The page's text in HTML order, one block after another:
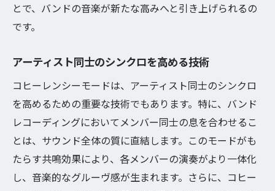
とで、バンドの音楽が新たな高みへと引き上げられるの
です。
アーティスト同士のシンクロを高める技術
コヒーレンシーモードは、アーティスト同士のシンクロ
を高めるための重要な技術でもあります。特に、バンド
レコーディングにおいてメンバー同士の息を合わせるこ
とは、サウンド全体の質に直結します。このモードがも
たらす共鳴効果により、各メンバーの演奏がより一体化
し、音楽的なグルーヴ感が生まれます。さらに、コヒー